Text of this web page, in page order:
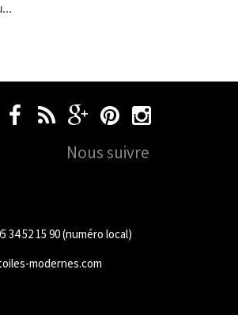
Nous suivre
34 52 15 90 (numéro local)
modernes.com